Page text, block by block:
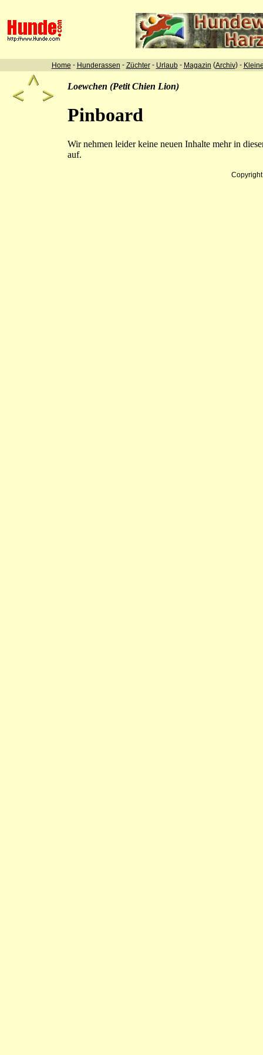
Home - Hunderassen - Züchter- Urlaub- Magazin (Archiv) -
Loewchen (Petit Chien Lion)
Pinboard
Wir nehmen leider keine neuen Inhalte mehr in
auf.